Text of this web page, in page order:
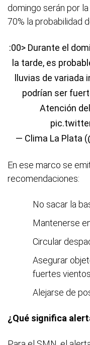
domingo serán por
70% la probabilidad
:00> Durante el
la tarde, es
lluvias de variada
podrían ser
Atención
— Clima La Plata
En ese marco se
recomendaciones:
No sacar la
Mantenerse
Circular
Asegurar
fuertes vientos.
Alejarse de
¿Qué significa